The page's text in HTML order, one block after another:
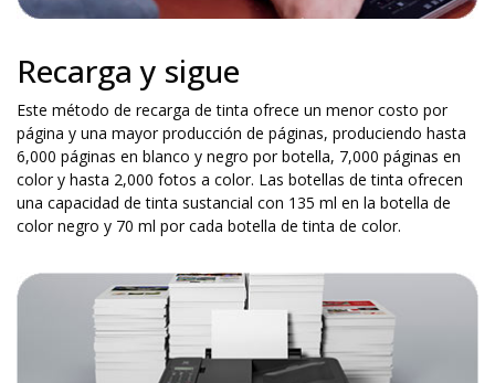
Recarga y sigue
Este método de recarga de tinta ofrece un menor costo por
página y una mayor producción de páginas, produciendo hasta
6,000 páginas en blanco y negro por botella, 7,000 páginas en
color y hasta 2,000 fotos a color. Las botellas de tinta ofrecen
una capacidad de tinta sustancial con 135 ml en la botella de
color negro y 70 ml por cada botella de tinta de color.